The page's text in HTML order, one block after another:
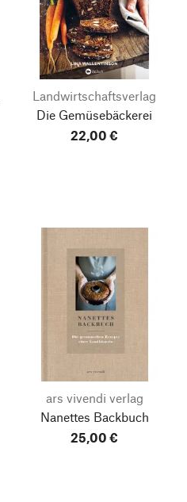
Landwirtschaftsverlag
Die Gemüsebäckerei
22,00 €
ars vivendi verlag
Nanettes Backbuch
25,00 €